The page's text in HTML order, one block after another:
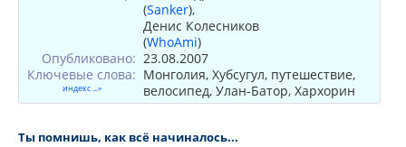
(Sanker),
Денис Колесников
(WhoAmi)
Опубликовано: 23.08.2007
Ключевые слова:
индекс ...»
Монголия, Хубсугул, путешествие,
велосипед, Улан-Батор, Хархорин
Ты помнишь, как всё начиналось...